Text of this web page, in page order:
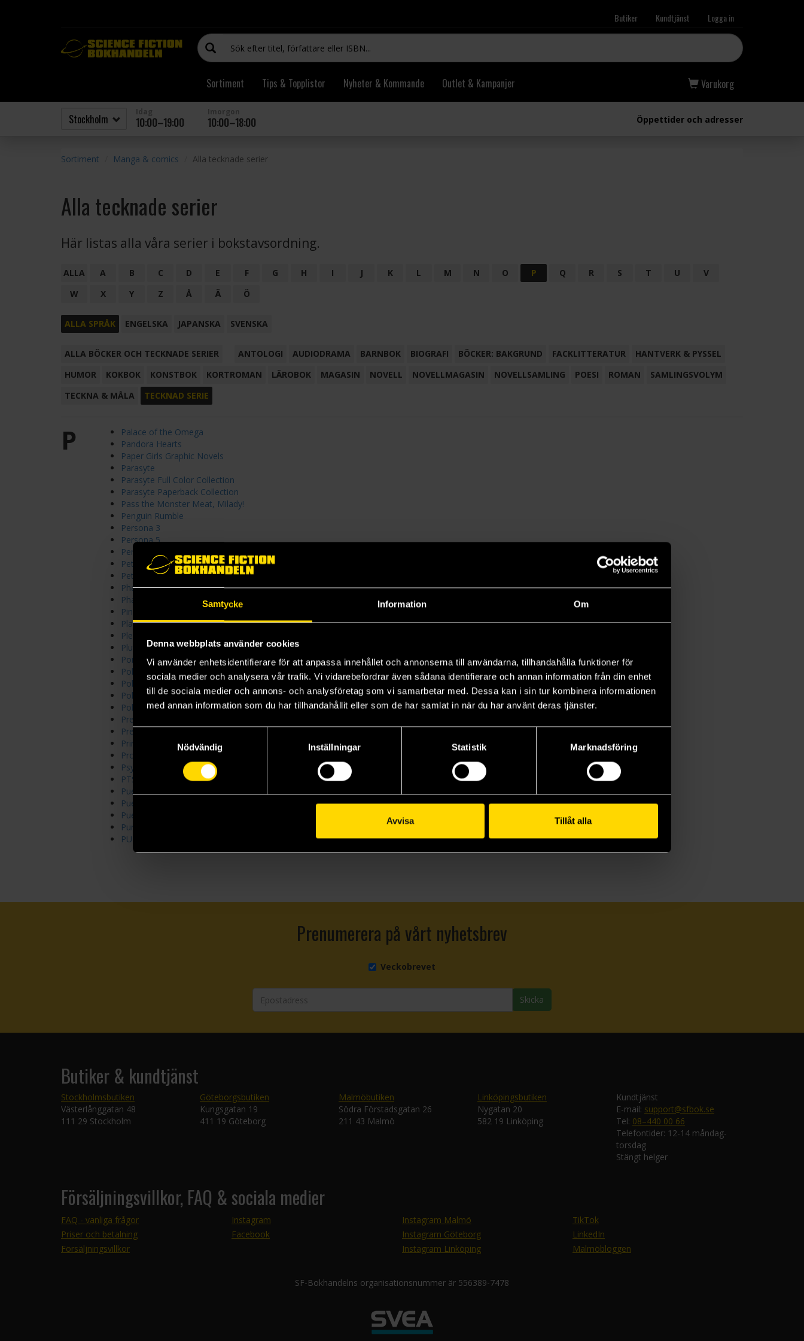
Samtycke Information Om
Denna webbplats använder cookies
Vi använder enhetsidentifierare för att anpassa innehållet och annonserna till användarna, tillhandahålla funktioner för
sociala medier och analysera vår trafik. Vi vidarebefordrar även sådana identifierare och annan information från din enhet
till de sociala medier och annons- och analysföretag som vi samarbetar med. Dessa kan i sin tur kombinera informationen
med annan information som du har tillhandahållit eller som de har samlat in när du har använt deras tjänster.
Samtyckesval
Nödvändig
Inställningar Statistik Marknadsföring
Avvisa Tillåt alla
Butiker Kundtjänst Logga in
Sortiment Tips & Topplistor Nyheter & Kommande Outlet & Kampanjer Varukorg
10:00–19:00 10:00–18:00 Öppettider och adresser
Sortiment Manga & comics Alla tecknade serier
Alla tecknade serier
Här listas alla våra serier i bokstavsordning.
ALLA A B C D E F G H I J K L M N O P Q R S T U
V
W
X Y Z Å Ä Ö
ALLA SPRÅK ENGELSKA JAPANSKA SVENSKA
ALLA BÖCKER OCH TECKNADE SERIER ANTOLOGI AUDIODRAMA BARNBOK BIOGRAFI BÖCKER: BAKGRUND FACKLITTERATUR
HANTVERK & PYSSEL
HUMOR
KOKBOK KONSTBOK KORTROMAN LÄROBOK MAGASIN NOVELL NOVELLMAGASIN NOVELLSAMLING POESI ROMAN
SAMLINGSVOLYM
TECKNA & MÅLA
TECKNAD SERIE
P
Palace of the Omega
Pandora Hearts
Paper Girls Graphic Novels
Parasyte
Parasyte Full Color Collection
Parasyte Paperback Collection
Pass the Monster Meat, Milady!
Penguin Rumble
Persona 3
Persona 5
Persona 5 Mementos Mission
Pet Shop of Horrors: Collector's Edition
Petrol Head
Phantom Busters
Phantom Road
Pink Candy Kiss
Planetes Omnibus
Please Look After the Dragon
Pluto: Urasawa x Tezuka
Poison Ivy (2023)
Pokemon Adventures
Pokemon Adventures Collector's Edition
Pokemon Adventures XY
Pokemon Journeys
Preacher Omnibus Collections
Predator By Ed Brisson
Princess Jellyfish
Project Sekai: Colorful Stage! Comic Anthology
Psylocke
PTSD Radio
Puella Magi Madoka Magica
Puella Magi Madoka Magica The Different Story
Puella Magi Madoka Magica Wraith Arc
Punisher (2022)
PUNKS TRIANGLE stitch
Prenumerera på vårt nyhetsbrev
Veckobrevet
Skicka
Butiker & kundtjänst
Stockholmsbutiken
Västerlånggatan 48
111 29 Stockholm
Göteborgsbutiken
Kungsgatan 19
411 19 Göteborg
Malmöbutiken
Södra Förstadsgatan 26
211 43 Malmö
Linköpingsbutiken
Nygatan 20
582 19 Linköping
Kundtjänst
E-mail: support@sfbok.se
Tel: 08–440 00 66
Telefontider: 12-14 måndag-
torsdag
Stängt helger
Försäljningsvillkor, FAQ & sociala medier
FAQ - vanliga frågor
Priser och betalning
Försäljningsvillkor
Instagram
Facebook
Instagram Malmö
Instagram Göteborg
Instagram Linköping
TikTok
LinkedIn
Malmöbloggen
SF-Bokhandelns organisationsnummer är 556389-7478